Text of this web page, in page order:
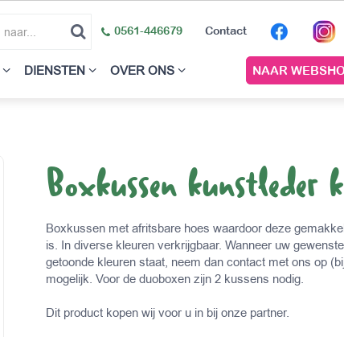
0561-446679 Contact
DIENSTEN OVER ONS NAAR
Boxkussen kunstleder
Boxkussen met afritsbare hoes waardoor deze
is. In diverse kleuren verkrijgbaar. Wanneer uw
getoonde kleuren staat, neem dan contact met ons op
mogelijk. Voor de duoboxen zijn 2 kussens nodig.
Dit product kopen wij voor u in bij onze partner.